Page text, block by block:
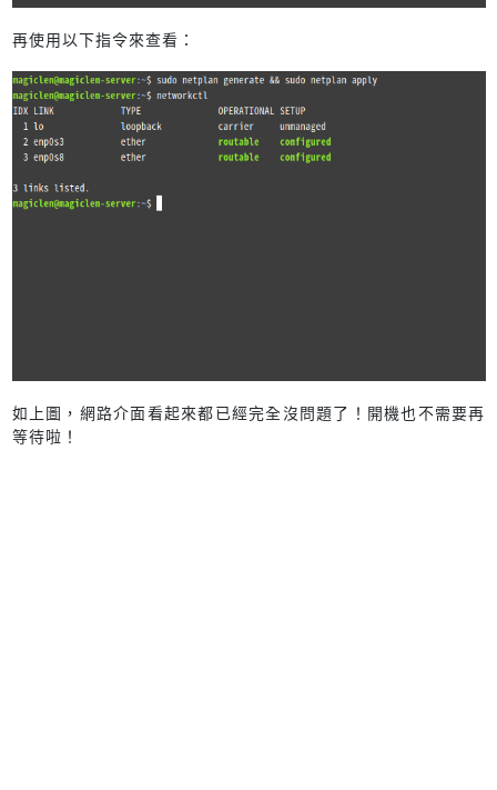
再使用以下指令來查看：
如上圖，網路介面看起來都已經完全沒問題了！開機也不需要再
等待啦！